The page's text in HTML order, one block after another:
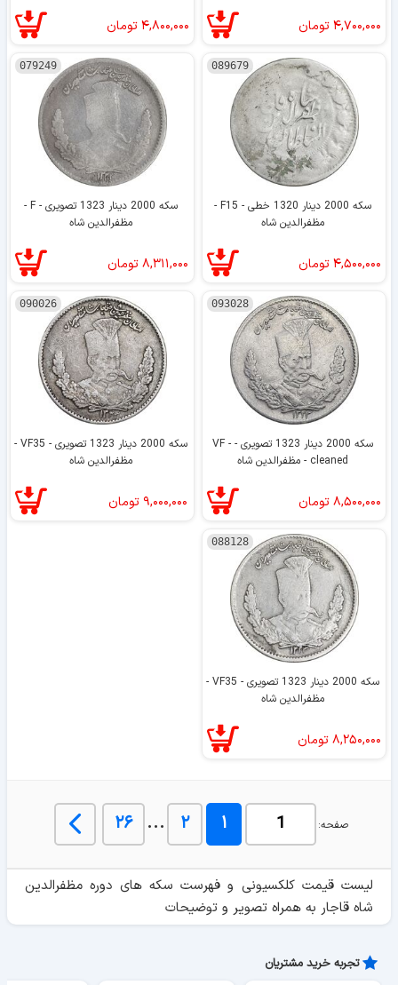
۴,۷۰۰,۰۰۰تومان ۴,۸۰۰,۰۰۰تومان
089679
سکه 2000 دینار 1320 خطی - F15 -
مظفرالدین شاه
۴,۵۰۰,۰۰۰تومان
079249
سکه 2000 دینار 1323 تصویری - F -
مظفرالدین شاه
۸,۳۱۱,۰۰۰تومان
093028
سکه 2000 دینار 1323 تصویری - VF -
cleaned - مظفرالدین شاه
۸,۵۰۰,۰۰۰تومان
090026
سکه 2000 دینار 1323 تصویری - VF35 -
مظفرالدین شاه
۹,۰۰۰,۰۰۰ تومان
088128
سکه 2000 دینار 1323 تصویری - VF35 -
مظفرالدین شاه
۸,۲۵۰,۰۰۰تومان
صفحه: ۱ ۲ ... ۲۶
لیست قیمت کلکسیونی و فهرست سکه های دوره مظفرالدین
شاه قاجار به همراه تصویر و توضیحات
تجربه خرید مشتریان